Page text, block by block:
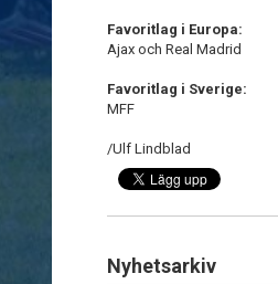
Favoritlag i Europa:
Ajax och Real Madrid
Favoritlag i Sverige:
MFF
/Ulf Lindblad
Nyhetsarkiv